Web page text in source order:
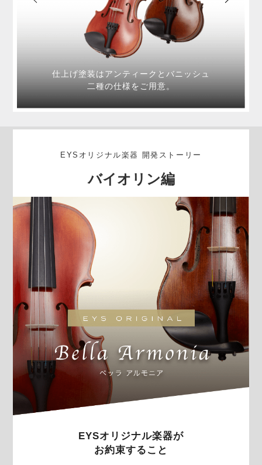
仕上げ塗装はアンティークとバニッシュ
二種の仕様をご用意。
EYSオリジナル楽器 開発ストーリー
バイオリン編
EYSオリジナル楽器が
お約束すること